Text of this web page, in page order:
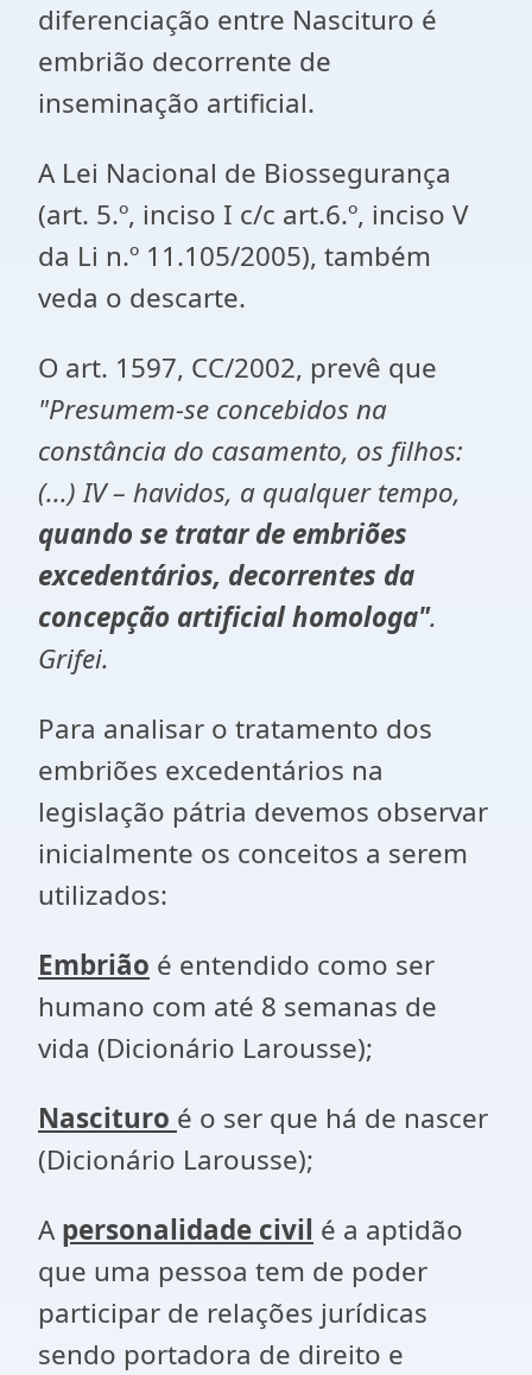
diferenciação entre Nascituro é
embrião decorrente de
inseminação artificial.
A Lei Nacional de Biossegurança
(art. 5.º, inciso I c/c art.6.º, inciso V
da Li n.º 11.105/2005), também
veda o descarte.
O art. 1597, CC/2002, prevê que
"Presumem-se concebidos na
constância do casamento, os filhos:
(...) IV – havidos, a qualquer tempo,
quando se tratar de embriões
excedentários, decorrentes da
concepção artificial homologa".
Grifei.
Para analisar o tratamento dos
embriões excedentários na
legislação pátria devemos observar
inicialmente os conceitos a serem
utilizados:
Embrião é entendido como ser
humano com até 8 semanas de
vida (Dicionário Larousse);
Nascituro é o ser que há de nascer
(Dicionário Larousse);
A personalidade civil é a aptidão
que uma pessoa tem de poder
participar de relações jurídicas
sendo portadora de direito e